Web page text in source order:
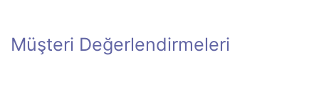
Müşteri Değerlendirmeleri